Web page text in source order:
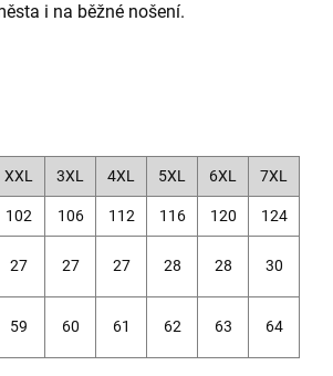
i na běžné nošení.
XXL 3XL 4XL 5XL 6XL 7XL
102 106 112 116 120 124
27 27 27 28 28 30
59 60 61 62 63 64